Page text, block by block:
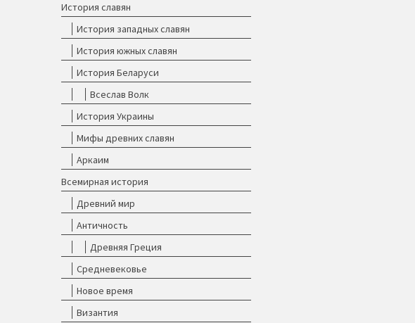
История славян
История западных славян
История южных славян
История Беларуси
Всеслав Волк
История Украины
Мифы древних славян
Аркаим
Всемирная история
Древний мир
Античность
Древняя Греция
Средневековье
Новое время
Византия